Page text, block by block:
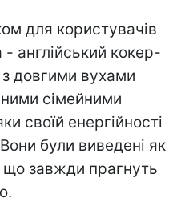
для користувачів
англійський кокер-
з довгими вухами
сімейними
своїй енергійності
були виведені як
що завжди прагнуть